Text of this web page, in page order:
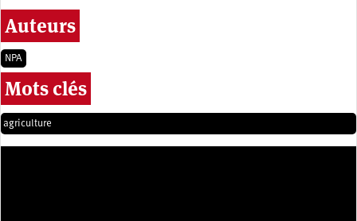
Auteurs
NPA
Mots clés
agriculture